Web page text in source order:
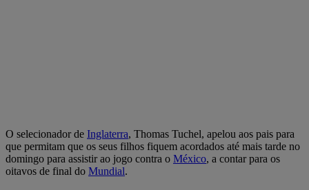
O selecionador de Inglaterra, Thomas Tuchel, apelou aos pais para
que permitam que os seus filhos fiquem acordados até mais tarde no
domingo para assistir ao jogo contra o México, a contar para os
oitavos de final do Mundial.